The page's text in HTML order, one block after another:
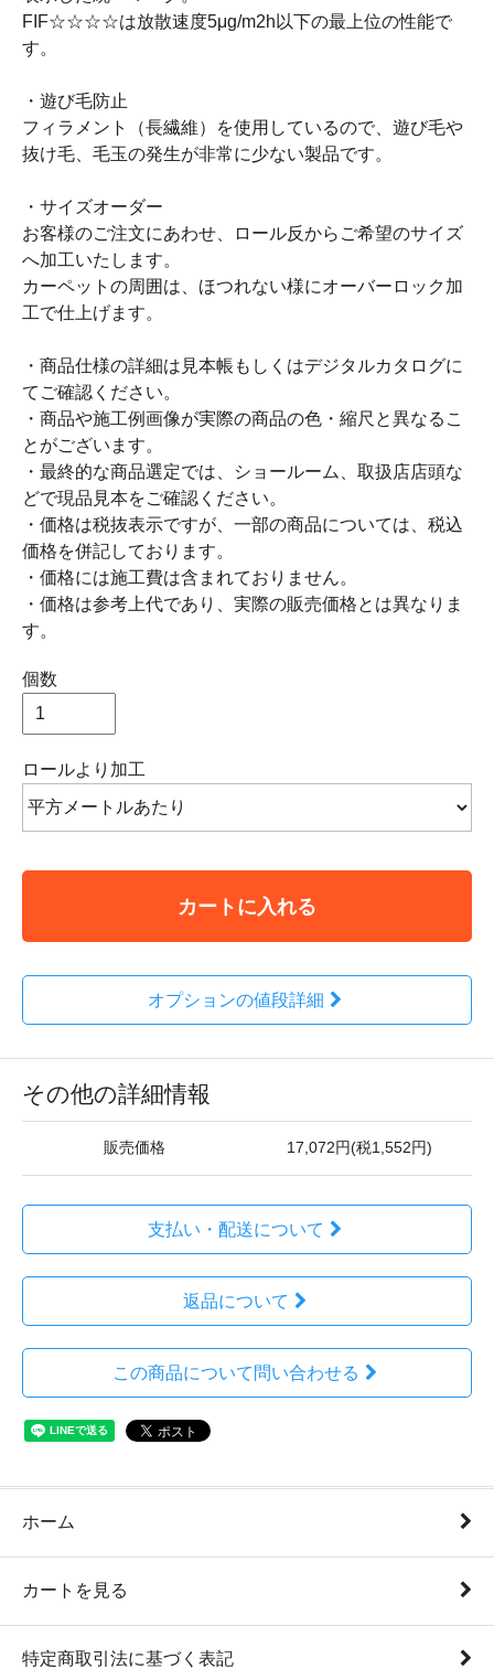
FIF☆☆☆☆は放散速度5μg/m2h以下の最上位の性能で
す。
・遊び毛防止
フィラメント（長繊維）を使用しているので、遊び毛や
抜け毛、毛玉の発生が非常に少ない製品です。
・サイズオーダー
お客様のご注文にあわせ、ロール反からご希望のサイズ
へ加工いたします。
カーペットの周囲は、ほつれない様にオーバーロック加
工で仕上げます。
・商品仕様の詳細は見本帳もしくはデジタルカタログに
てご確認ください。
・商品や施工例画像が実際の商品の色・縮尺と異なるこ
とがございます。
・最終的な商品選定では、ショールーム、取扱店店頭な
どで現品見本をご確認ください。
・価格は税抜表示ですが、一部の商品については、税込
価格を併記しております。
・価格には施工費は含まれておりません。
・価格は参考上代であり、実際の販売価格とは異なりま
す。
個数
ロールより加工
カートに入れる
オプションの値段詳細
その他の詳細情報
販売価格 17,072円(税1,552円)
支払い・配送について
返品について
この商品について問い合わせる
ホーム
カートを見る
特定商取引法に基づく表記